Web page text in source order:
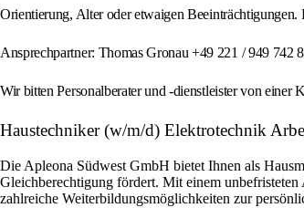
Orientierung, Alter oder etwaigen
Ansprechpartner: Thomas Gronau +49 221 / 949 742
Wir bitten Personalberater und -dienstleister von einer
Haustechniker (w/m/d) Elektrotechnik
Die Apleona Südwest GmbH bietet Ihnen als
Gleichberechtigung fördert. Mit einem
zahlreiche Weiterbildungsmöglichkeiten zur